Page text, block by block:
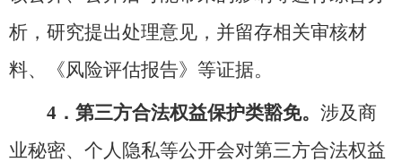
析，研究提出处理意见，并留存相关审核材
料、《风险评估报告》等证据。
4．第三方合法权益保护类豁免。 涉及商
业秘密、个人隐私等公开会对第三方合法权益